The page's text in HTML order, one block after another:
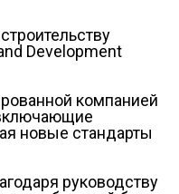
Development
компанией
новые стандарты
руководству